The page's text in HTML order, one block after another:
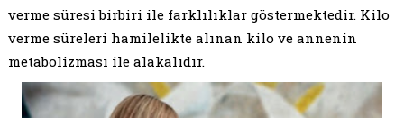
verme süresi birbiri ile farklılıklar göstermektedir. Kilo
verme süreleri hamilelikte alınan kilo ve annenin
metabolizması ile alakalıdır.